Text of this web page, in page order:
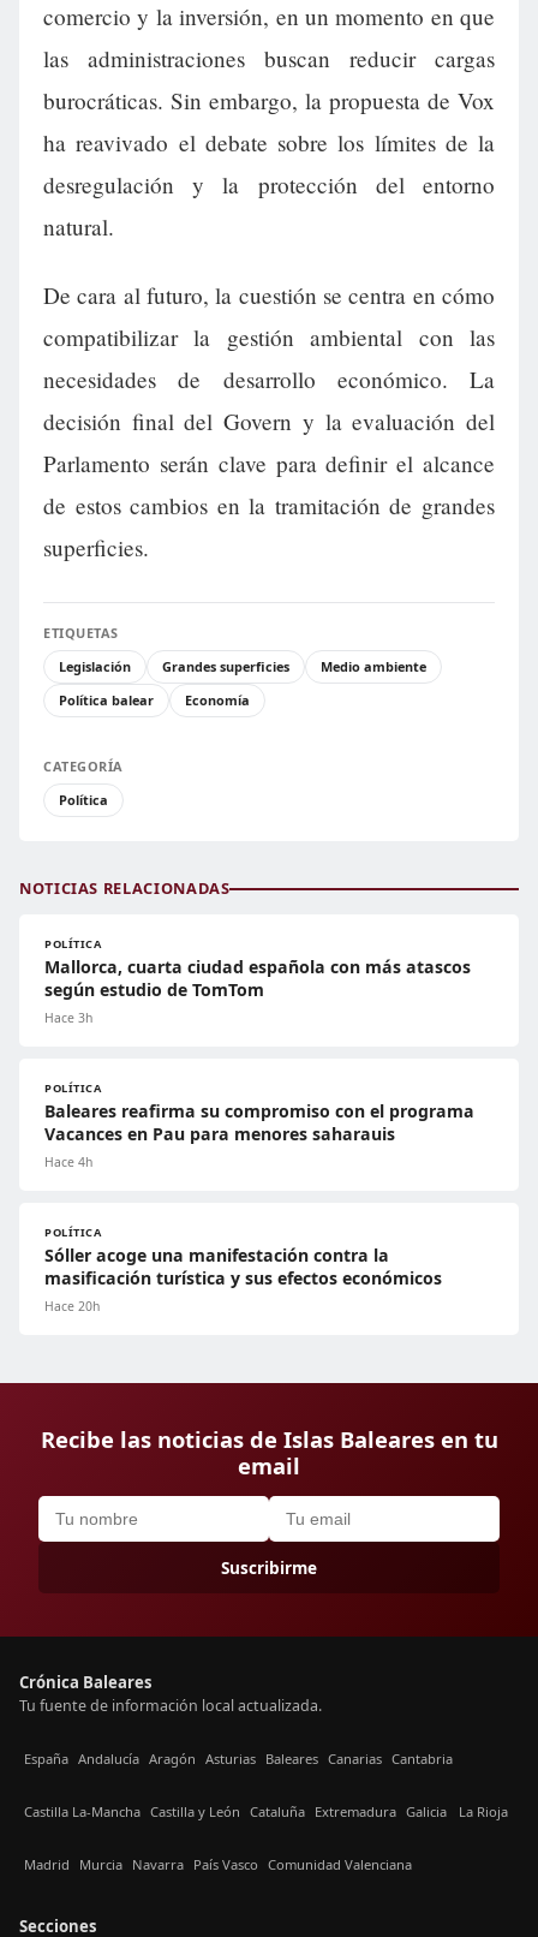
comercio y la inversión, en un momento en que
las administraciones buscan reducir cargas
burocráticas. Sin embargo, la propuesta de Vox
ha reavivado el debate sobre los límites de la
desregulación y la protección del entorno
natural.
De cara al futuro, la cuestión se centra en cómo
compatibilizar la gestión ambiental con las
necesidades de desarrollo económico. La
decisión final del Govern y la evaluación del
Parlamento serán clave para definir el alcance
de estos cambios en la tramitación de grandes
superficies.
ETIQUETAS
Legislación
Grandes superficies
Medio ambiente
Política balear
Economía
CATEGORÍA
Política
NOTICIAS RELACIONADAS
POLÍTICA
Mallorca, cuarta ciudad española con más atascos
según estudio de TomTom
Hace 3h
POLÍTICA
Baleares reafirma su compromiso con el programa
Vacances en Pau para menores saharauis
Hace 4h
POLÍTICA
Sóller acoge una manifestación contra la
masificación turística y sus efectos económicos
Hace 20h
Recibe las noticias de Islas Baleares en tu
email
Suscribirme
Crónica Baleares
Tu fuente de información local actualizada.
España Andalucía Aragón Asturias Baleares Canarias Cantabria
Castilla La-Mancha Castilla y León Cataluña Extremadura Galicia La Rioja
Madrid Murcia Navarra País Vasco Comunidad Valenciana
Secciones